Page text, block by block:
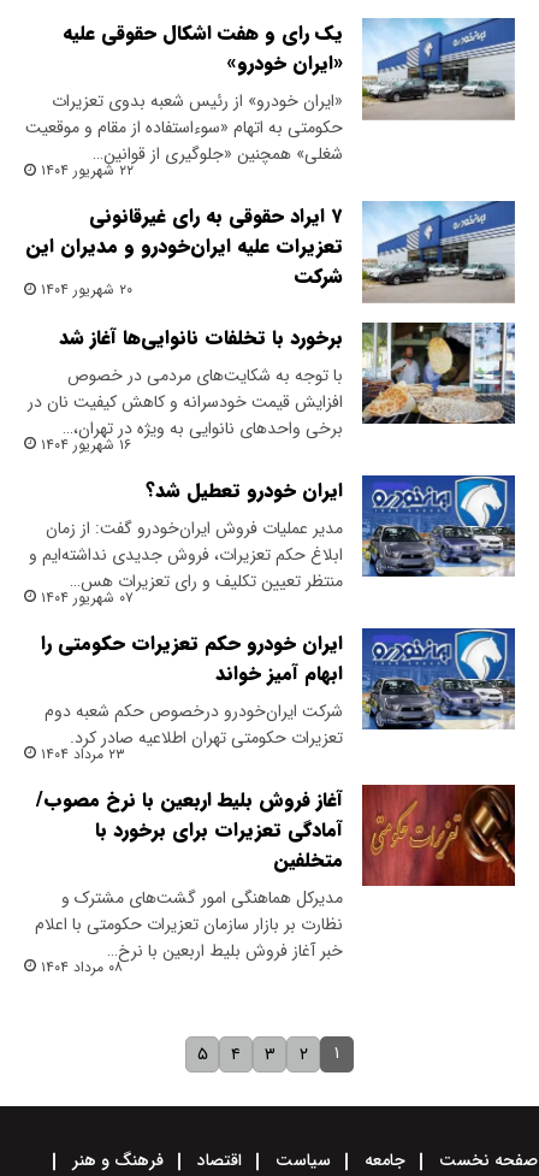
یک رای و هفت اشکال حقوقی علیه
«ایران خودرو»
«ایران خودرو» از رئیس شعبه بدوی تعزیرات
حکومتی به اتهام «سوءاستفاده از مقام و موقعیت
شغلی» همچنین «جلوگیری از قوانین…
۲۲ شهریور ۱۴۰۴
۷ ایراد حقوقی به رای غیرقانونی
تعزیرات علیه ایران‌خودرو و مدیران این
شرکت
۲۰ شهریور ۱۴۰۴
برخورد با تخلفات نانوایی‌ها آغاز شد
با توجه به شکایت‌های مردمی در خصوص
افزایش قیمت خودسرانه و کاهش کیفیت نان در
برخی واحدهای نانوایی به ویژه در تهران،…
۱۶ شهریور ۱۴۰۴
ایران خودرو تعطیل شد؟
مدیر عملیات فروش ایران‌خودرو گفت: از زمان
ابلاغ حکم تعزیرات، فروش جدیدی نداشته‌ایم و
منتظر تعیین تکلیف و رای تعزیرات هس…
۰۷ شهریور ۱۴۰۴
ایران خودرو حکم تعزیرات حکومتی را
ابهام آمیز خواند
شرکت ایران‌خودرو درخصوص حکم شعبه دوم
تعزیرات حکومتی تهران اطلاعیه صادر کرد.
۲۳ مرداد ۱۴۰۴
آغاز فروش بلیط اربعین با نرخ مصوب/
آمادگی تعزیرات برای برخورد با
متخلفین
مدیرکل هماهنگی امور گشت‌های مشترک و
نظارت بر بازار سازمان تعزیرات حکومتی با اعلام
خبر آغاز فروش بلیط اربعین با نرخ…
۰۸ مرداد ۱۴۰۴
۱ ۲ ۳ ۴ ۵
صفحه نخست جامعه سیاست اقتصاد فرهنگ و هنر